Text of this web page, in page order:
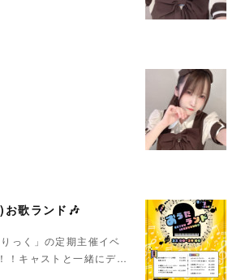
お歌ランド🎶
っく」の定期主催イベ
！キャストと一緒にデ…